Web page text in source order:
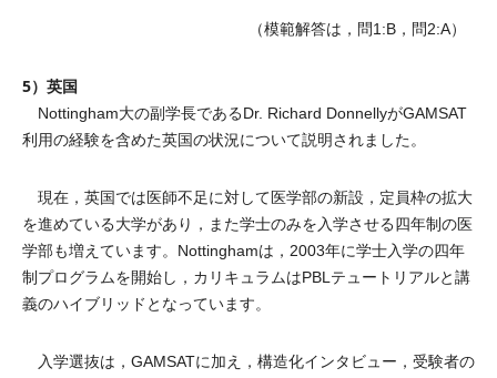
（模範解答は，問1:B，問2:A）
5）英国
Nottingham大の副学長であるDr. Richard DonnellyがGAMSAT
利用の経験を含めた英国の状況について説明されました。
現在，英国では医師不足に対して医学部の新設，定員枠の拡大
を進めている大学があり，また学士のみを入学させる四年制の医
学部も増えています。Nottinghamは，2003年に学士入学の四年
制プログラムを開始し，カリキュラムはPBLテュートリアルと講
義のハイブリッドとなっています。
入学選抜は，GAMSATに加え，構造化インタビュー，受験者の